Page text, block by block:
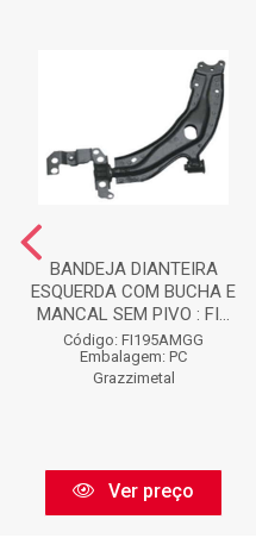
BANDEJA DIANTEIRA
ESQUERDA COM BUCHA E
MANCAL SEM PIVO : FI...
Código: FI195AMGG
Embalagem: PC
Grazzimetal
Ver preço